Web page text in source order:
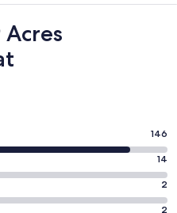
146
14
2
2